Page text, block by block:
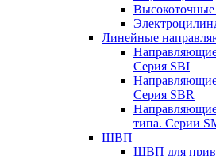
Линейные
Серия SBI
Серия SBR
типа. Серии
ШВП
ШВП для